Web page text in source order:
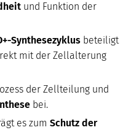
und Funktion der
Synthesezyklus beteiligt
mit der Zellalterung
der Zellteilung und
bei.
es zum Schutz der